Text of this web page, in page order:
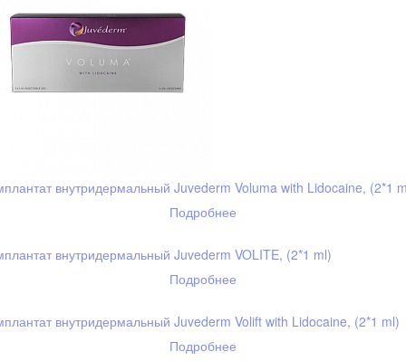
внутридермальный Juvederm Voluma with Lidocaine, (2*1
Подробнее
внутридермальный Juvederm VOLITE, (2*1 ml)
Подробнее
внутридермальный Juvederm Volift with Lidocaine, (2*1 ml)
Подробнее